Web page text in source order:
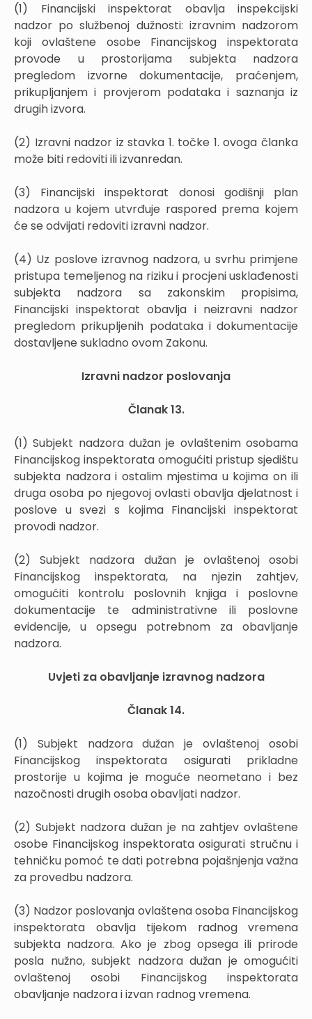
(1) Financijski inspektorat obavlja inspekcijski
nadzor po službenoj dužnosti: izravnim nadzorom
koji ovlaštene osobe Financijskog inspektorata
provode u prostorijama subjekta nadzora
pregledom izvorne dokumentacije, praćenjem,
prikupljanjem i provjerom podataka i saznanja iz
drugih izvora.
(2) Izravni nadzor iz stavka 1. točke 1. ovoga članka
može biti redoviti ili izvanredan.
(3) Financijski inspektorat donosi godišnji plan
nadzora u kojem utvrđuje raspored prema kojem
će se odvijati redoviti izravni nadzor.
(4) Uz poslove izravnog nadzora, u svrhu primjene
pristupa temeljenog na riziku i procjeni usklađenosti
subjekta nadzora sa zakonskim propisima,
Financijski inspektorat obavlja i neizravni nadzor
pregledom prikupljenih podataka i dokumentacije
dostavljene sukladno ovom Zakonu.
Izravni nadzor poslovanja
Članak 13.
(1) Subjekt nadzora dužan je ovlaštenim osobama
Financijskog inspektorata omogućiti pristup sjedištu
subjekta nadzora i ostalim mjestima u kojima on ili
druga osoba po njegovoj ovlasti obavlja djelatnost i
poslove u svezi s kojima Financijski inspektorat
provodi nadzor.
(2) Subjekt nadzora dužan je ovlaštenoj osobi
Financijskog inspektorata, na njezin zahtjev,
omogućiti kontrolu poslovnih knjiga i poslovne
dokumentacije te administrativne ili poslovne
evidencije, u opsegu potrebnom za obavljanje
nadzora.
Uvjeti za obavljanje izravnog nadzora
Članak 14.
(1) Subjekt nadzora dužan je ovlaštenoj osobi
Financijskog inspektorata osigurati prikladne
prostorije u kojima je moguće neometano i bez
nazočnosti drugih osoba obavljati nadzor.
(2) Subjekt nadzora dužan je na zahtjev ovlaštene
osobe Financijskog inspektorata osigurati stručnu i
tehničku pomoć te dati potrebna pojašnjenja važna
za provedbu nadzora.
(3) Nadzor poslovanja ovlaštena osoba Financijskog
inspektorata obavlja tijekom radnog vremena
subjekta nadzora. Ako je zbog opsega ili prirode
posla nužno, subjekt nadzora dužan je omogućiti
ovlaštenoj osobi Financijskog inspektorata
obavljanje nadzora i izvan radnog vremena.